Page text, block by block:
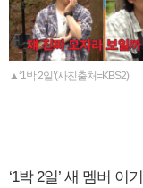
▲‘1박 2일’(사진출처=KBS2)
‘1박 2일’ 새 멤버 이